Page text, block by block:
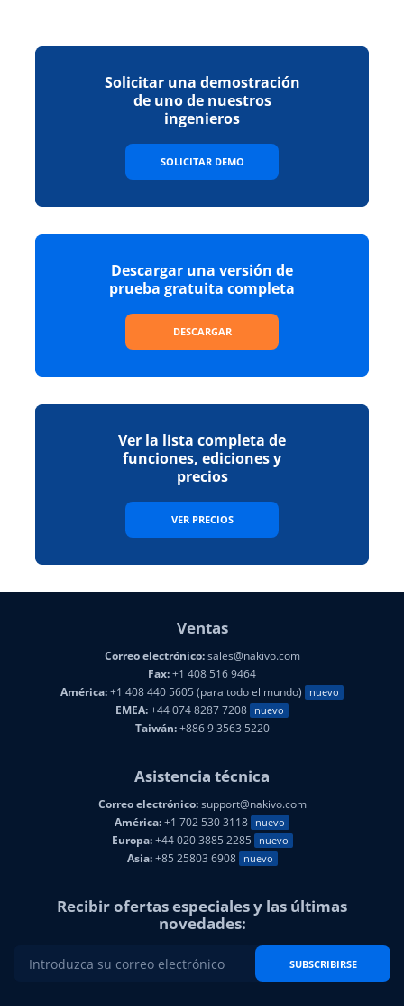
Solicitar una demostración
de uno de nuestros
ingenieros
SOLICITAR DEMO
Descargar una versión de
prueba gratuita completa
DESCARGAR
Ver la lista completa de
funciones, ediciones y
precios
VER PRECIOS
Ventas
Correo electrónico:sales@nakivo.com
Fax:+1 408 516 9464
América:+1 408 440 5605 (para todo el mundo) nuevo
EMEA:+44 074 8287 7208 nuevo
Taiwán:+886 9 3563 5220
Asistencia técnica
Correo electrónico:support@nakivo.com
América:+1 702 530 3118 nuevo
Europa:+44 020 3885 2285 nuevo
Asia:+85 25803 6908 nuevo
Recibir ofertas especiales y las últimas
novedades:
SUBSCRIBIRSE